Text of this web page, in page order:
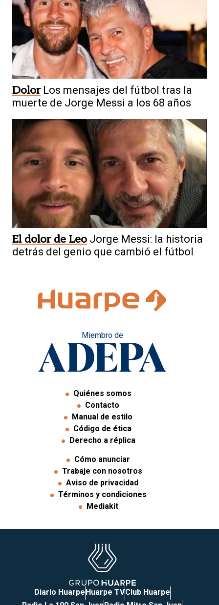
Dolor Los mensajes del fútbol tras la
muerte de Jorge Messi a los 68 años
El dolor de Leo Jorge Messi: la historia
detrás del genio que cambió el fútbol
Miembro de
Quiénes somos
Contacto
Manual de estilo
Código de ética
Derecho a réplica
Cómo anunciar
Trabaje con nosotros
Aviso de privacidad
Términos y condiciones
Mediakit
Diario Huarpe Huarpe TVClub Huarpe